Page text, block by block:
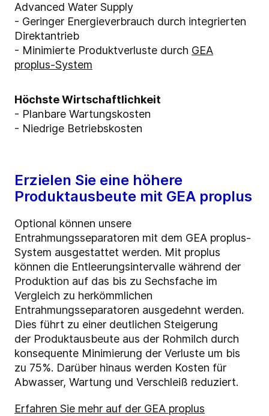
Advanced Water Supply
- Geringer Energieverbrauch durch integrierten
Direktantrieb
- Minimierte Produktverluste durch GEA
proplus-System
Höchste Wirtschaftlichkeit
- Planbare Wartungskosten
- Niedrige Betriebskosten
Erzielen Sie eine höhere
Produktausbeute mit GEA proplus
Optional können unsere
Entrahmungsseparatoren mit dem GEA proplus-
System ausgestattet werden. Mit proplus
können die Entleerungsintervalle während der
Produktion auf das bis zu Sechsfache im
Vergleich zu herkömmlichen
Entrahmungsseparatoren ausgedehnt werden.
Dies führt zu einer deutlichen Steigerung
der Produktausbeute aus der Rohmilch durch
konsequente Minimierung der Verluste um bis
zu 75%. Darüber hinaus werden Kosten für
Abwasser, Wartung und Verschleiß reduziert.
Erfahren Sie mehr auf der GEA proplus